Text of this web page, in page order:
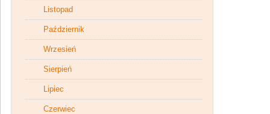
Listopad
Październik
Wrzesień
Sierpień
Lipiec
Czerwiec